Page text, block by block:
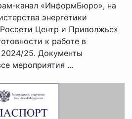
канал «ИнформБюро», на
энергетики
Центр и Приволжье»
к работе в
2024/25. Документы
мероприятия ...